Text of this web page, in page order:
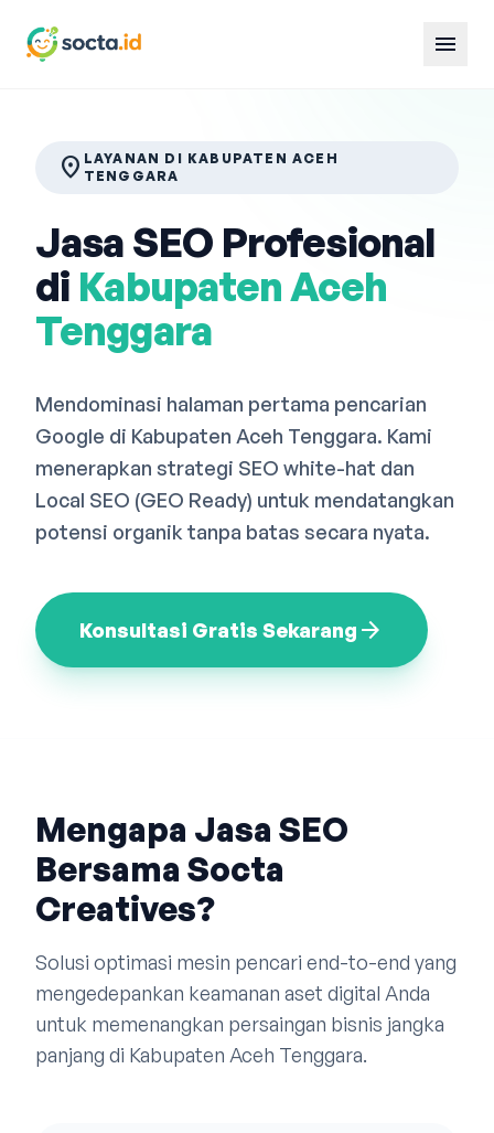
menu
Bahasa Indonesia English
location_on LAYANAN DI KABUPATEN ACEH
TENGGARA
Jasa SEO Profesional
di Kabupaten Aceh
Tenggara
Mendominasi halaman pertama pencarian
Google di Kabupaten Aceh Tenggara. Kami
menerapkan strategi SEO white-hat dan
Local SEO (GEO Ready) untuk mendatangkan
potensi organik tanpa batas secara nyata.
Konsultasi Gratis Sekarang arrow_forward
Mengapa Jasa SEO
Bersama Socta
Creatives?
Solusi optimasi mesin pencari end-to-end yang
mengedepankan keamanan aset digital Anda
untuk memenangkan persaingan bisnis jangka
panjang di Kabupaten Aceh Tenggara.